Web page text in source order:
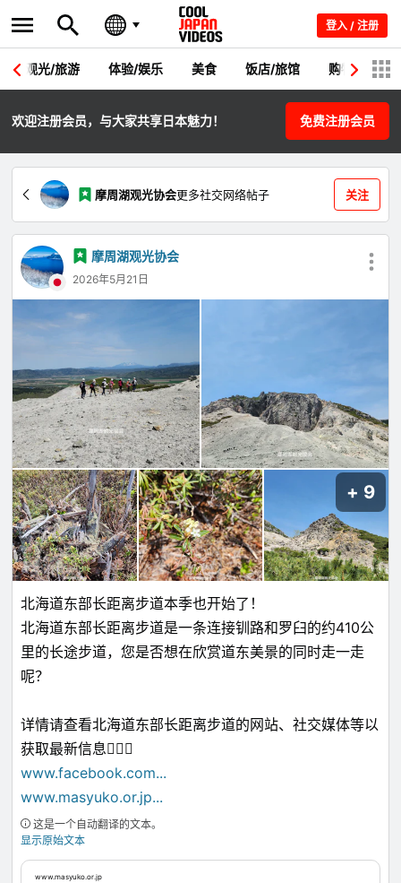
登入 / 注册
观光/旅游 体验/娱乐 美食 饭店/旅馆 购物 节
欢迎注册会员，与大家共享日本魅力！ 免费注册会员
摩周湖观光协会更多社交网络帖子 关注
摩周湖观光协会
2026年5月21日
9
北海道东部长距离步道本季也开始了！
北海道东部长距离步道是一条连接钏路和罗臼的约410公
里的长途步道，您是否想在欣赏道东美景的同时走一走
呢？
详情请查看北海道东部长距离步道的网站、社交媒体等以
获取最新信息🚶‍♂️⛰️
www.facebook.com...
www.masyuko.or.jp...
这是一个自动翻译的文本。
显示原始文本
www.masyuko.or.jp